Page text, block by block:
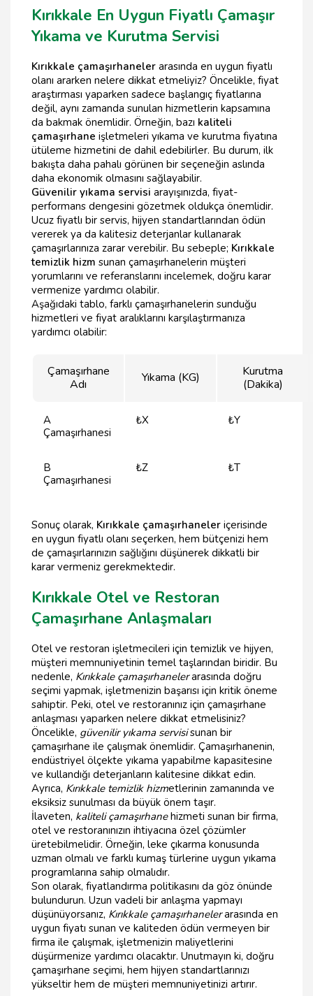
Kırıkkale En Uygun Fiyatlı Çamaşır
Yıkama ve Kurutma Servisi
Kırıkkale çamaşırhaneler arasında en uygun fiyatlı
olanı ararken nelere dikkat etmeliyiz? Öncelikle, fiyat
araştırması yaparken sadece başlangıç fiyatlarına
değil, aynı zamanda sunulan hizmetlerin kapsamına
da bakmak önemlidir. Örneğin, bazı kaliteli
çamaşırhane işletmeleri yıkama ve kurutma fiyatına
ütüleme hizmetini de dahil edebilirler. Bu durum, ilk
bakışta daha pahalı görünen bir seçeneğin aslında
daha ekonomik olmasını sağlayabilir.
Güvenilir yıkama servisi arayışınızda, fiyat-
performans dengesini gözetmek oldukça önemlidir.
Ucuz fiyatlı bir servis, hijyen standartlarından ödün
vererek ya da kalitesiz deterjanlar kullanarak
çamaşırlarınıza zarar verebilir. Bu sebeple; Kırıkkale
temizlik hizm sunan çamaşırhanelerin müşteri
yorumlarını ve referanslarını incelemek, doğru karar
vermenize yardımcı olabilir.
Aşağıdaki tablo, farklı çamaşırhanelerin sunduğu
hizmetleri ve fiyat aralıklarını karşılaştırmanıza
yardımcı olabilir:
Çamaşırhane
Adı
Yıkama (KG)
Kurutma
(Dakika)
A
Çamaşırhanesi
₺X ₺Y
B
Çamaşırhanesi
₺Z ₺T
Sonuç olarak, Kırıkkale çamaşırhaneler içerisinde
en uygun fiyatlı olanı seçerken, hem bütçenizi hem
de çamaşırlarınızın sağlığını düşünerek dikkatli bir
karar vermeniz gerekmektedir.
Kırıkkale Otel ve Restoran
Çamaşırhane Anlaşmaları
Otel ve restoran işletmecileri için temizlik ve hijyen,
müşteri memnuniyetinin temel taşlarından biridir. Bu
nedenle, Kırıkkale çamaşırhanelerarasında doğru
seçimi yapmak, işletmenizin başarısı için kritik öneme
sahiptir. Peki, otel ve restoranınız için çamaşırhane
anlaşması yaparken nelere dikkat etmelisiniz?
Öncelikle, güvenilir yıkama servisisunan bir
çamaşırhane ile çalışmak önemlidir. Çamaşırhanenin,
endüstriyel ölçekte yıkama yapabilme kapasitesine
ve kullandığı deterjanların kalitesine dikkat edin.
Ayrıca, Kırıkkale temizlik hizmetlerinin zamanında ve
eksiksiz sunulması da büyük önem taşır.
İlaveten, kaliteli çamaşırhanehizmeti sunan bir firma,
otel ve restoranınızın ihtiyacına özel çözümler
üretebilmelidir. Örneğin, leke çıkarma konusunda
uzman olmalı ve farklı kumaş türlerine uygun yıkama
programlarına sahip olmalıdır.
Son olarak, fiyatlandırma politikasını da göz önünde
bulundurun. Uzun vadeli bir anlaşma yapmayı
düşünüyorsanız, Kırıkkale çamaşırhanelerarasında en
uygun fiyatı sunan ve kaliteden ödün vermeyen bir
firma ile çalışmak, işletmenizin maliyetlerini
düşürmenize yardımcı olacaktır. Unutmayın ki, doğru
çamaşırhane seçimi, hem hijyen standartlarınızı
yükseltir hem de müşteri memnuniyetinizi artırır.